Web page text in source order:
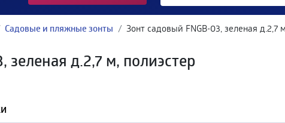
Садовые и пляжные зонты Зонт садовый FNGB-03, зеленая д.2,7
зеленая д.2,7 м, полиэстер